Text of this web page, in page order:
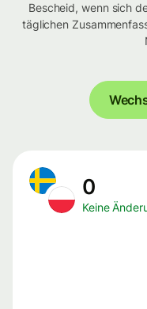
Bescheid, wenn sich
täglichen
0
Keine